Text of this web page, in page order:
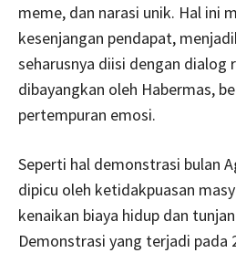
meme, dan narasi unik. Hal ini
kesenjangan pendapat,
seharusnya diisi dengan dialog
dibayangkan oleh Habermas,
pertempuran emosi.
Seperti hal demonstrasi bulan
dipicu oleh ketidakpuasan
kenaikan biaya hidup dan
Demonstrasi yang terjadi pada